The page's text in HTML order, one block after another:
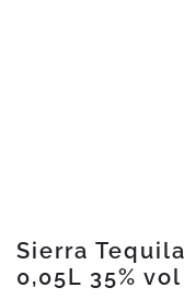
Sierra
0,05L 35% vol